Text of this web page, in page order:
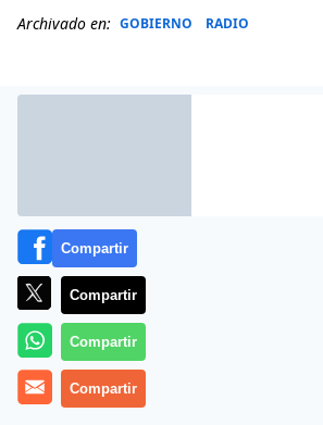
Archivado en: GOBIERNO RADIO
Más información
Compartir
Compartir
Compartir
Compartir